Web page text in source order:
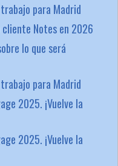
para Madrid
Notes en 2026
lo que será
para Madrid
2025. ¡Vuelve la
2025. ¡Vuelve la